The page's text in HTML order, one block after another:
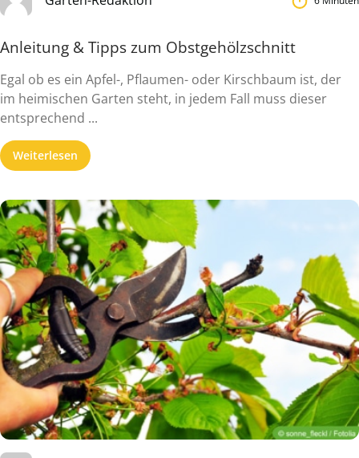
Anleitung & Tipps zum Obstgehölzschnitt
Egal ob es ein Apfel-, Pflaumen- oder Kirschbaum ist, der
im heimischen Garten steht, in jedem Fall muss dieser
entsprechend ...
Weiterlesen